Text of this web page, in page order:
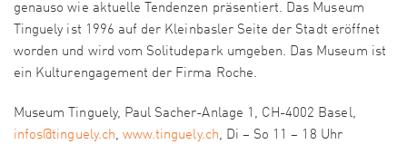
genauso wie aktuelle Tendenzen präsentiert. Das Museum
Tinguely ist 1996 auf der Kleinbasler Seite der Stadt eröffnet
worden und wird vom Solitudepark umgeben. Das Museum ist
ein Kulturengagement der Firma Roche.
Museum Tinguely, Paul Sacher-Anlage 1, CH-4002 Basel,
infos@tinguely.ch, www.tinguely.ch, Di – So 11 – 18 Uhr